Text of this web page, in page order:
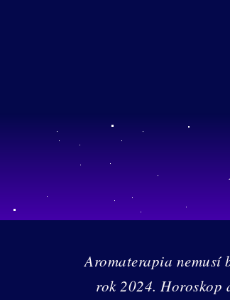
Aromaterapia nemusí
rok 2024. Horoskop